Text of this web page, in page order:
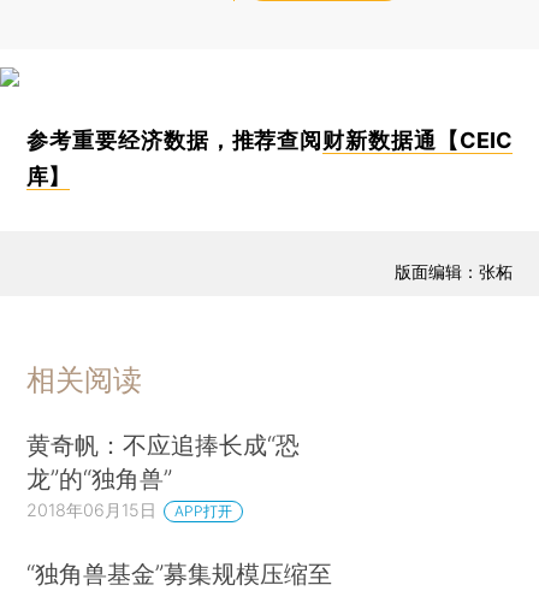
参考重要经济数据，推荐查阅 财新数据通【CEIC
库】
版面编辑：张柘
相关阅读
黄奇帆：不应追捧长成“恐
龙”的“独角兽”
2018年06月15日 APP打开
“独角兽基金”募集规模压缩至